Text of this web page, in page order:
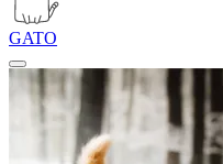
GATO